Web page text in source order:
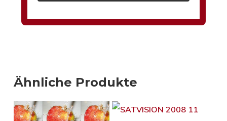
Ähnliche Produkte